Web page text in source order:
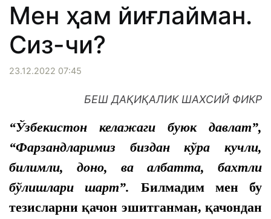
Мен ҳам йиғлайман.
Сиз-чи?
23.12.2022 07:45
БЕШ ДАҚИҚАЛИК ШАХСИЙ ФИКР
“Ўзбекистон келажаги буюк давлат”,
“Фарзандларимиз биздан кўра кучли,
билимли, доно, ва албатта, бахтли
бўлишлари шарт”. Билмадим мен бу
тезисларни қачон эшитганман, қачондан